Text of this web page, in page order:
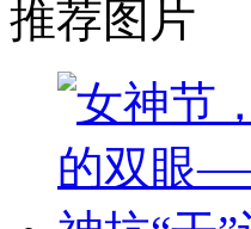
推荐图片